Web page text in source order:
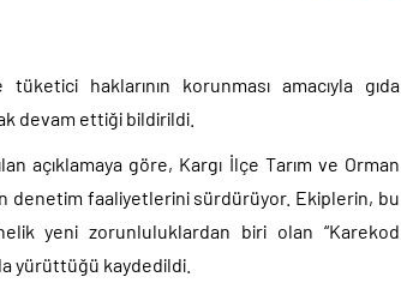
haklarının korunması amacıyla gıda
devam ettiği bildirildi.
açıklamaya göre, Kargı İlçe Tarım ve Orman
denetim faaliyetlerini sürdürüyor. Ekiplerin, bu
yeni zorunluluklardan biri olan “Karekod
yürüttüğü kaydedildi.